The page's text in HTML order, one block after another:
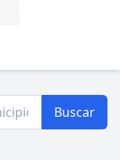
Buscar